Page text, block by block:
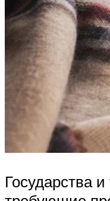
Государства